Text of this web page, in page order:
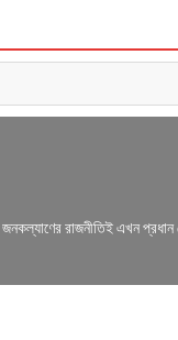
জনকল্যাণের রাজনীতিই এখন